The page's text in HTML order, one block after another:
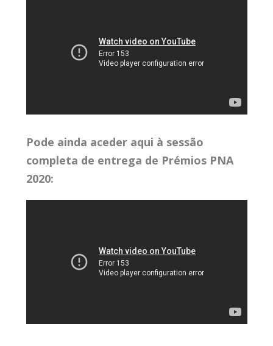
Pode ainda aceder aqui à sessão
completa de entrega de Prémios PNA
2020: